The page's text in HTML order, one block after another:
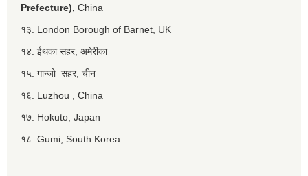
Prefecture), China
१३. London Borough of Barnet, UK
१४. ईथका सहर, अमेरीका
१५. गान्जो सहर, चीन
१६. Luzhou , China
१७. Hokuto, Japan
१८. Gumi, South Korea